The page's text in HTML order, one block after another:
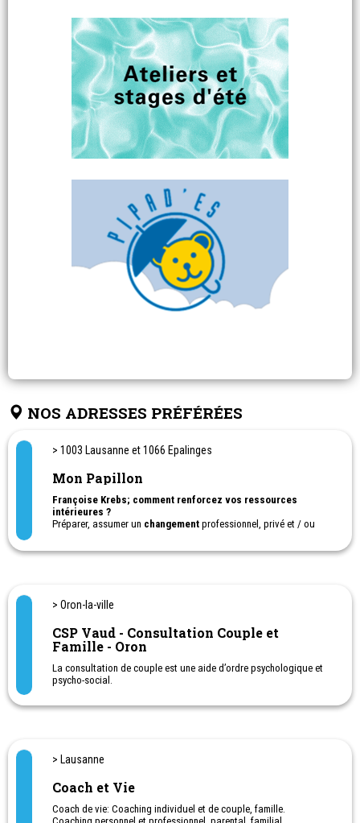
NOS ADRESSES PRÉFÉRÉES
> 1003 Lausanne et 1066 Epalinges
Mon Papillon
Françoise Krebs; comment renforcez vos ressources
intérieures ?
Préparer, assumer un changement professionnel, privé et / ou
> Oron-la-ville
CSP Vaud - Consultation Couple et
Famille - Oron
La consultation de couple est une aide d’ordre psychologique et
psycho-social.
Elle soutient tous les couples et personnes en couple dans leur
la vie à deux.
aide à exprimer vos besoins et vos attentes concernant votre
propre créativité, faire vos propres choix et prendre vos propres
> Lausanne
Coach et Vie
Coach de vie: Coaching individuel et de couple, famille.
Coaching personnel et professionnel, parental, familial,